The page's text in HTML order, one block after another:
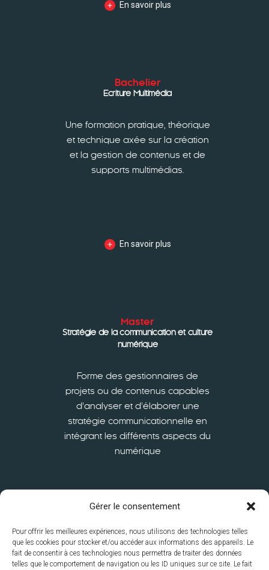
Gérer le consentement
Pour offrir les meilleures expériences, nous utilisons des technologies telles
que les cookies pour stocker et/ou accéder aux informations des appareils. Le
fait de consentir à ces technologies nous permettra de traiter des données
telles que le comportement de navigation ou les ID uniques sur ce site. Le fait
En savoir plus
Bachelier
Ecriture Multimédia
Une formation pratique, théorique
et technique axée sur la création
et la gestion de contenus et de
supports multimédias.
En savoir plus
Master
Stratégie de la communication et culture
numérique
Forme des gestionnaires de
projets ou de contenus capables
d’analyser et d’élaborer une
stratégie communicationnelle en
intégrant les différents aspects du
numérique